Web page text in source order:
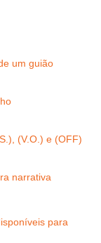
um guião
(V.O.) e (OFF)
narrativa
para